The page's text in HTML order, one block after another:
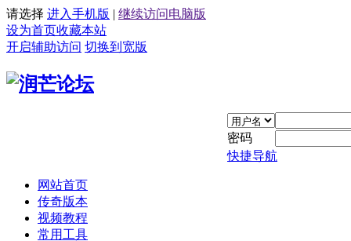
请选择 进入手机版 | 继续访问电脑版
设为首页收藏本站
开启辅助访问 切换到宽版
密码
快捷导航
网站首页
传奇版本
视频教程
常用工具